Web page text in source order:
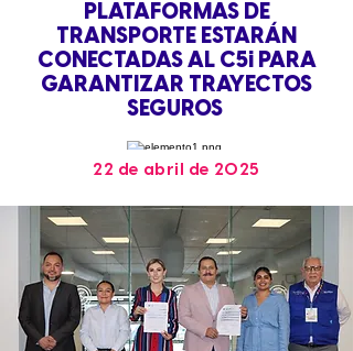
PLATAFORMAS DE
TRANSPORTE ESTARÁN
CONECTADAS AL C5i PARA
GARANTIZAR TRAYECTOS
SEGUROS
22 de abril de 2025